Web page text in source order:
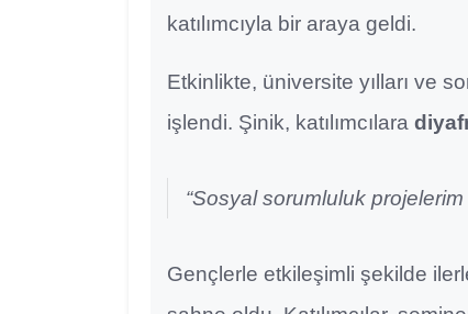
katılımcıyla bir araya geldi.
Etkinlikte, üniversite yılları ve
işlendi. Şinik, katılımcılara
“Sosyal sorumluluk
Gençlerle etkileşimli şekilde